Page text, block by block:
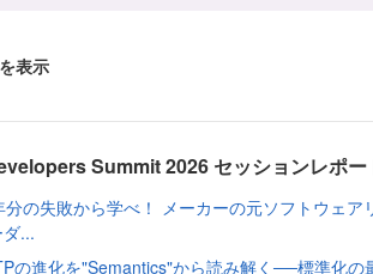
表示
Summit 2026 セッションレポー
分の失敗から学べ！ メーカーの元ソフトウェア
ダ...
の進化を"Semantics"から読み解く──標準化の